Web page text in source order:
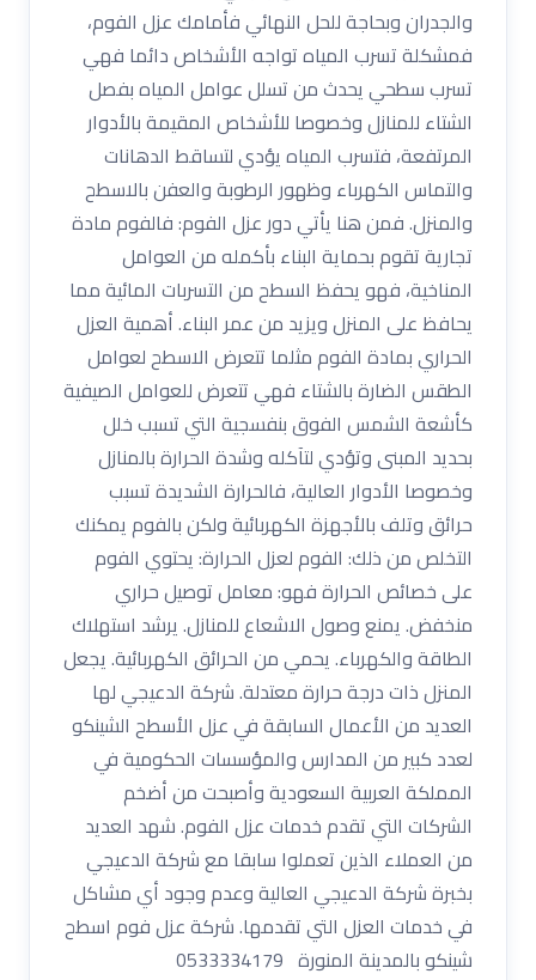
والجدران وبحاجة للحل النهائي فأمامك عزل الفوم،
فمشكلة تسرب المياه تواجه الأشخاص دائما فهي
تسرب سطحي يحدث من تسلل عوامل المياه بفصل
الشتاء للمنازل وخصوصا للأشخاص المقيمة بالأدوار
المرتفعة، فتسرب المياه يؤدي لتساقط الدهانات
والتماس الكهرباء وظهور الرطوبة والعفن بالاسطح
والمنزل. فمن هنا يأتي دور عزل الفوم: فالفوم مادة
تجارية تقوم بحماية البناء بأكمله من العوامل
المناخية، فهو يحفظ السطح من التسربات المائية مما
يحافظ على المنزل ويزيد من عمر البناء. أهمية العزل
الحراري بمادة الفوم مثلما تتعرض الاسطح لعوامل
الطقس الضارة بالشتاء فهي تتعرض للعوامل الصيفية
كأشعة الشمس الفوق بنفسجية التي تسبب خلل
بحديد المبنى وتؤدي لتآكله وشدة الحرارة بالمنازل
وخصوصا الأدوار العالية، فالحرارة الشديدة تسبب
حرائق وتلف بالأجهزة الكهربائية ولكن بالفوم يمكنك
التخلص من ذلك: الفوم لعزل الحرارة: يحتوي الفوم
على خصائص الحرارة فهو: معامل توصيل حراري
منخفض. يمنع وصول الاشعاع للمنازل. يرشد استهلاك
الطاقة والكهرباء. يحمي من الحرائق الكهربائية. يجعل
المنزل ذات درجة حرارة معتدلة. شركة الدعيجي ‏لها
العديد من الأعمال السابقة في عزل الأسطح الشينكو
لعدد كبير من المدارس والمؤسسات الحكومية في
المملكة العربية السعودية وأصبحت من أضخم
الشركات التي تقدم خدمات عزل الفوم. شهد العديد
من العملاء الذين تعملوا سابقا مع شركة الدعيجي
بخبرة شركة الدعيجي العالية وعدم وجود أي مشاكل
في خدمات العزل التي تقدمها. شركة عزل فوم اسطح
شينكو بالمدينة المنورة 0533334179